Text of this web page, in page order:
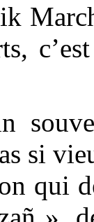
si
qui